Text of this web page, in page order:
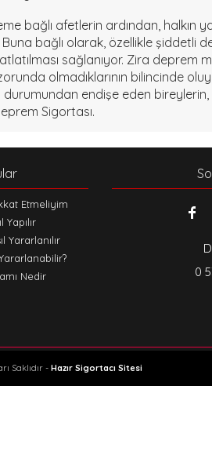
bağlı afetlerin ardından, halkın
Buna bağlı olarak, özellikle
sağlanıyor. Zira deprem
olmadıklarının bilincinde
durumundan endişe eden
Sigortası.
Etmeliyim
Yararlanılır
Nedir
0
Saklıdır - Hazır Sigortacı Sitesi